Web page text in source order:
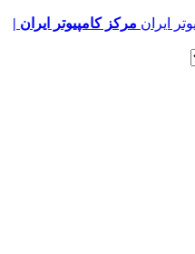
مرکز کامپیوتر ایران |